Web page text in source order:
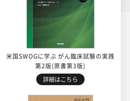
米国SWOGに学ぶ がん臨床試験の実践
第2版(原書第3版)
詳細はこちら